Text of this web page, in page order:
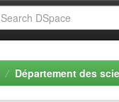
Département des